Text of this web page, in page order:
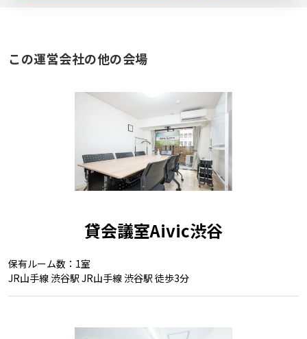
この運営会社の他の会場
貸会議室Aivic渋谷
保有ルーム数：1室
JR山手線 渋谷駅 JR山手線 渋谷駅 徒歩3分